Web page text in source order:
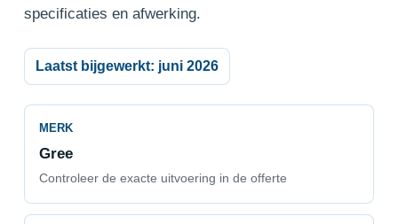
specificaties en afwerking.
Laatst bijgewerkt: juni 2026
MERK
Gree
Controleer de exacte uitvoering in de offerte